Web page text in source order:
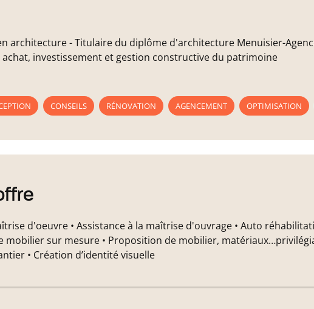
architecture - Titulaire du diplôme d'architecture Menuisier-
investissement et gestion constructive du patrimoine
CONSEILS RÉNOVATION AGENCEMENT OPTIMISATION
d'oeuvre • Assistance à la maîtrise d'ouvrage • Auto
mobilier sur mesure • Proposition de mobilier,
• Création d’identité visuelle